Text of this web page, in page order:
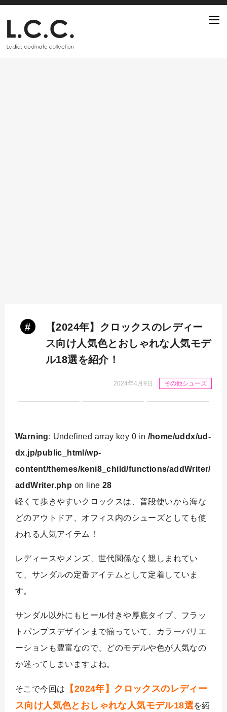
#
【2024年】クロックスのレディー
ス向け人気色とおしゃれな人気モデ
ル18選を紹介！
2024年4月9日 その他シューズ
Warning: Undefined array key 0 in /home/uddx/ud-
dx.jp/public_html/wp-
content/themes/keni8_child/functions/addWriter/
addWriter.php on line 28
軽くて歩きやすいクロックスは、普段使いから海な
どのアウトドア、オフィス内のシューズとしても使
われる人気アイテム！
レディースやメンズ、世代関係なく親しまれてい
て、サンダルの定番アイテムとして定着していま
す。
サンダル以外にもヒール付きや厚底タイプ、フラッ
トパンプスデザインまで揃っていて、カラーバリエ
ーションも豊富なので、どのモデルや色が人気なの
か迷ってしまいますよね。
そこで今回は
【2024年】クロックスのレディー
ス向け人気色とおしゃれな人気モデル18選を紹